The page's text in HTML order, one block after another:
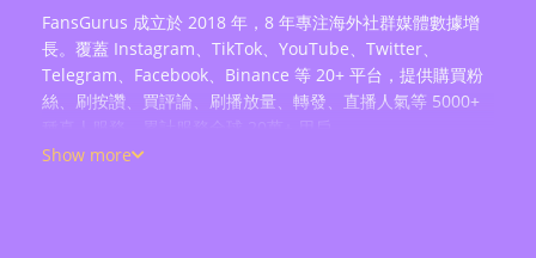
FansGurus 成立於 2018 年，8 年專注海外社群媒體數據增
長。覆蓋 Instagram、TikTok、YouTube、Twitter、
Telegram、Facebook、Binance 等 20+ 平台，提供購買粉
絲、刷按讚、買評論、刷播放量、轉發、直播人氣等 5000+
種真人服務，累計服務全球 20萬+ 用戶。
Show more